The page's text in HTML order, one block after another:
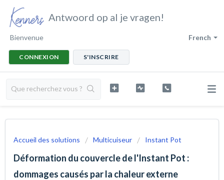
Antwoord op al je vragen!
French
Bienvenue
CONNEXION S'INSCRIRE
Accueil des solutions Multicuiseur Instant Pot
Déformation du couvercle de l'Instant Pot :
dommages causés par la chaleur externe